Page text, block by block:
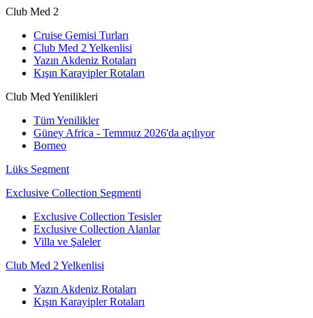
Club Med 2
Cruise Gemisi Turları
Club Med 2 Yelkenlisi
Yazın Akdeniz Rotaları
Kışın Karayipler Rotaları
Club Med Yenilikleri
Tüm Yenilikler
Güney Africa - Temmuz 2026'da açılıyor
Borneo
Lüks Segment
Exclusive Collection Segmenti
Exclusive Collection Tesisler
Exclusive Collection Alanlar
Villa ve Şaleler
Club Med 2 Yelkenlisi
Yazın Akdeniz Rotaları
Kışın Karayipler Rotaları